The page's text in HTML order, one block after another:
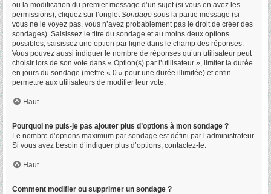
ou la modification du premier message d’un sujet (si vous en avez les
permissions), cliquez sur l’ongletSondage sous la partie message (si
vous ne le voyez pas, vous n’avez probablement pas le droit de créer des
sondages). Saisissez le titre du sondage et au moins deux options
possibles, saisissez une option par ligne dans le champ des réponses.
Vous pouvez aussi indiquer le nombre de réponses qu’un utilisateur peut
choisir lors de son vote dans « Option(s) par l’utilisateur », limiter la durée
en jours du sondage (mettre « 0 » pour une durée illimitée) et enfin
permettre aux utilisateurs de modifier leur vote.
Haut
Pourquoi ne puis-je pas ajouter plus d’options à mon sondage ?
Le nombre d’options maximum par sondage est défini par l’administrateur.
Si vous avez besoin d’indiquer plus d’options, contactez-le.
Haut
Comment modifier ou supprimer un sondage ?